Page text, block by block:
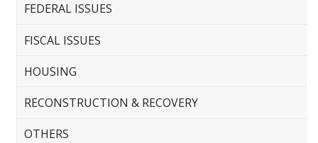
FEDERAL ISSUES
FISCAL ISSUES
HOUSING
RECONSTRUCTION & RECOVERY
OTHERS